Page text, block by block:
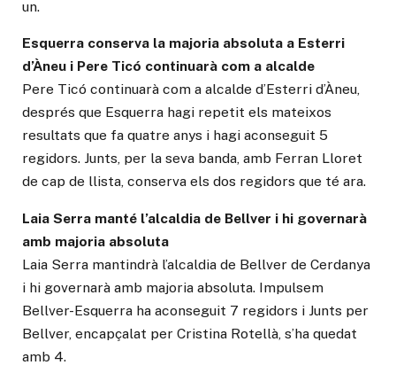
un.
Esquerra conserva la majoria absoluta a Esterri
d’Àneu i Pere Ticó continuarà com a alcalde
Pere Ticó continuarà com a alcalde d’Esterri d’Àneu,
després que Esquerra hagi repetit els mateixos
resultats que fa quatre anys i hagi aconseguit 5
regidors. Junts, per la seva banda, amb Ferran Lloret
de cap de llista, conserva els dos regidors que té ara.
Laia Serra manté l’alcaldia de Bellver i hi governarà
amb majoria absoluta
Laia Serra mantindrà l’alcaldia de Bellver de Cerdanya
i hi governarà amb majoria absoluta. Impulsem
Bellver-Esquerra ha aconseguit 7 regidors i Junts per
Bellver, encapçalat per Cristina Rotellà, s’ha quedat
amb 4.